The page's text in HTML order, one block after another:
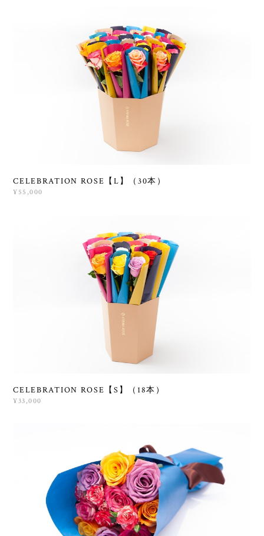
CELEBRATION ROSE【L】（30本）
¥55,000
CELEBRATION ROSE【S】（18本）
¥33,000